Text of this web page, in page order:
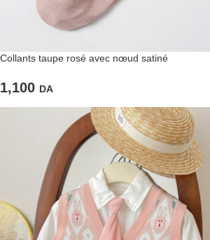
Collants taupe rosé avec nœud satiné
1,100 DA